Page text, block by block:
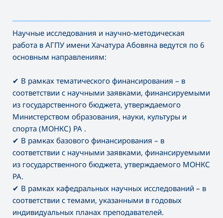
Научные исследования и научно-методическая
работа в АГПУ имени Хачатура Абовяна ведутся по 6
основным направлениям:
✔ В рамках тематического финансирования – в
соответствии с научными заявками, финансируемыми
из государственного бюджета, утверждаемого
Министерством образования, науки, культуры и
спорта (МОНКС) РА .
✔ В рамках базового финансирования – в
соответствии с научными заявками, финансируемыми
из государственного бюджета, утверждаемого МОНКС
РА.
✔ В рамках кафедральных научных исследований – в
соответствии с темами, указанными в годовых
индивидуальных планах преподавателей.